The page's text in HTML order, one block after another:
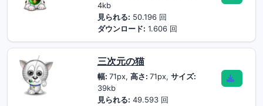
4kb
見られる: 50.196 回
ダウンロード: 1.606 回
三次元の猫
幅: 71px, 高さ: 71px, サイズ:
39kb
見られる: 49.593 回